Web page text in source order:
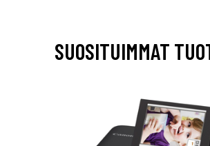
SUOSITUIMMAT